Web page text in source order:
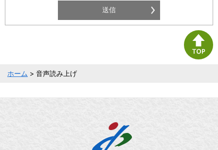
ホーム > 音声読み上げ